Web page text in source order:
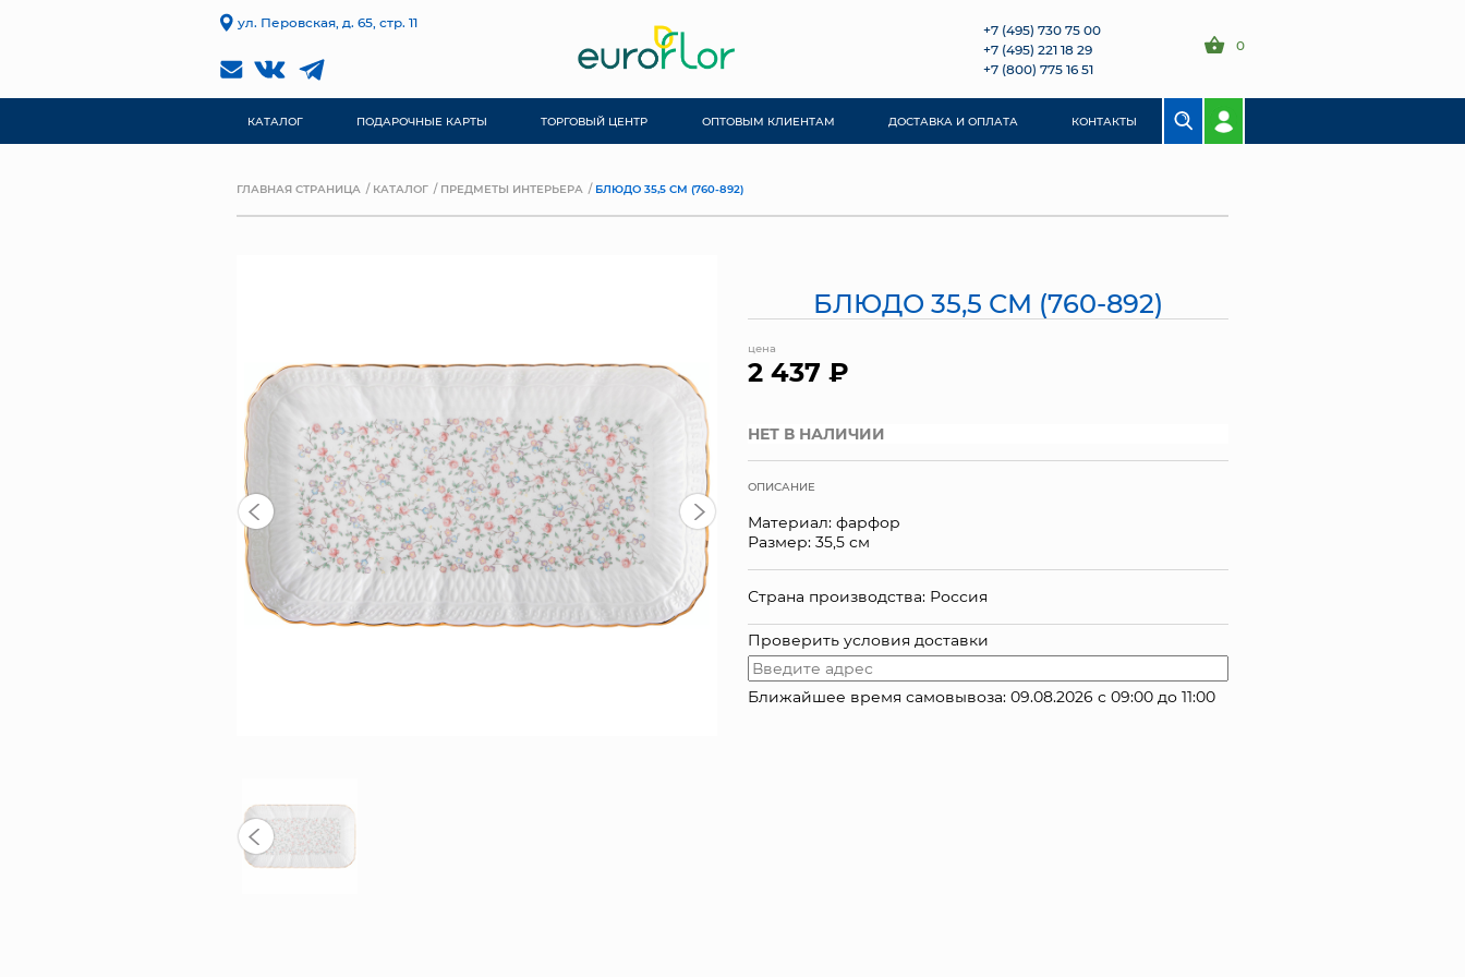
ул. Перовская, д. 65, стр. 11
+7 (495) 730 75 00
+7 (495) 221 18 29
+7 (800) 775 16 51
0
КАТАЛОГ ПОДАРОЧНЫЕ КАРТЫ ТОРГОВЫЙ ЦЕНТР ОПТОВЫМ КЛИЕНТАМ ДОСТАВКА И ОПЛАТА КОНТАКТЫ
ГЛАВНАЯ СТРАНИЦА КАТАЛОГ ПРЕДМЕТЫ ИНТЕРЬЕРА БЛЮДО 35,5 СМ (760-892)
БЛЮДО 35,5 СМ (760-892)
цена
2 437 ₽
НЕТ В НАЛИЧИИ
ОПИСАНИЕ
Материал: фарфор
Размер: 35,5 см
Страна производства: Россия
Проверить условия доставки
Ближайшее время самовывоза: 09.08.2026 с 09:00 до 11:00